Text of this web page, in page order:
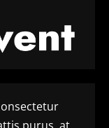
purus, at